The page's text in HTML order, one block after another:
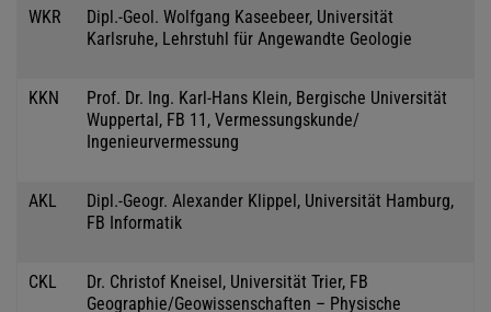
WKR
Dipl.-Geol. Wolfgang Kaseebeer, Universität
Karlsruhe, Lehrstuhl für Angewandte Geologie
KKN
Prof. Dr. Ing. Karl-Hans Klein, Bergische Universität
Wuppertal, FB 11, Vermessungskunde/
Ingenieurvermessung
AKL
Dipl.-Geogr. Alexander Klippel, Universität Hamburg,
FB Informatik
CKL
Dr. Christof Kneisel, Universität Trier, FB
Geographie/Geowissenschaften – Physische